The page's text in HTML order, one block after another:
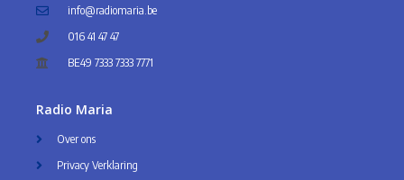
info@radiomaria.be
016 41 47 47
BE49 7333 7333 7771
Radio Maria
Over ons
Privacy Verklaring